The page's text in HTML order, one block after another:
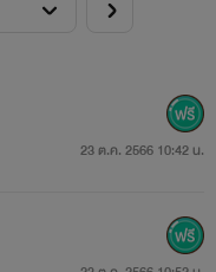
23 ต.ค. 2566 10:42 น.